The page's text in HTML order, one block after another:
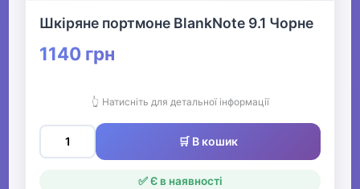
Шкіряне портмоне BlankNote 9.1 Чорне
1140 грн
👆 Натисніть для детальної інформації
🛒 В кошик
✅ Є в наявності